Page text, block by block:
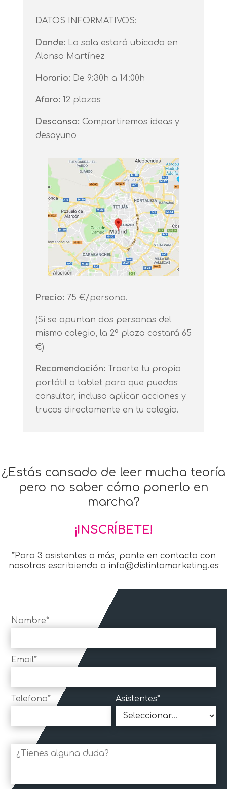
DATOS INFORMATIVOS:
Donde: La sala estará ubicada en
Alonso Martínez
Horario: De 9:30h a 14:00h
Aforo: 12 plazas
Descanso: Compartiremos ideas y
desayuno
Precio: 75 €/persona.
(Si se apuntan dos personas del
mismo colegio, la 2ª plaza costará 65
€)
Recomendación: Traerte tu propio
portátil o tablet para que puedas
consultar, incluso aplicar acciones y
trucos directamente en tu colegio.
¿Estás cansado de leer mucha teoría
pero no saber cómo ponerlo en
marcha?
¡INSCRÍBETE!
*Para 3 asistentes o más, ponte en contacto con
nosotros escribiendo a info@distintamarketing.es
Nombre*
Email*
Telefono* Asistentes*